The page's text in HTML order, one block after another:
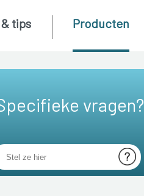
vragen?
tips Producten